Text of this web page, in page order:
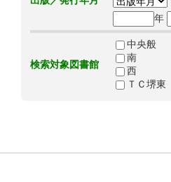
年
検索対象図書館
中央般
南
西
ＴＣ堺東